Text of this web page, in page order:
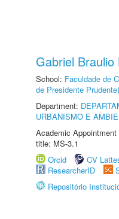
Gabriel Braulio
School: Faculdade de
de Presidente Prudente)
Department:
URBANISMO E
Academic
title: MS-3.1
Orcid
CV
ResearcherID
Repositório